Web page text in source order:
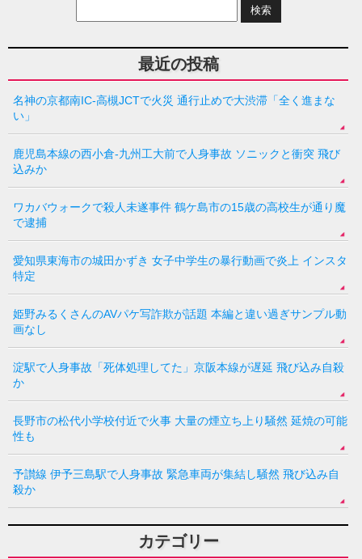
最近の投稿
名神の京都南IC-高槻JCTで火災 通行止めで大渋滞「全く進まな
い」
鹿児島本線の西小倉-九州工大前で人身事故 ソニックと衝突 飛び
込みか
ワカバウォークで殺人未遂事件 鶴ケ島市の15歳の高校生が通り魔
で逮捕
愛知県東海市の城田かずき 女子中学生の暴行動画で炎上 インスタ
特定
姫野みるくさんのAVパケ写詐欺が話題 本編と違い過ぎサンプル動
画なし
淀駅で人身事故「死体処理してた」京阪本線が遅延 飛び込み自殺
か
長野市の松代小学校付近で火事 大量の煙立ち上り騒然 延焼の可能
性も
予讃線 伊予三島駅で人身事故 緊急車両が集結し騒然 飛び込み自
殺か
カテゴリー